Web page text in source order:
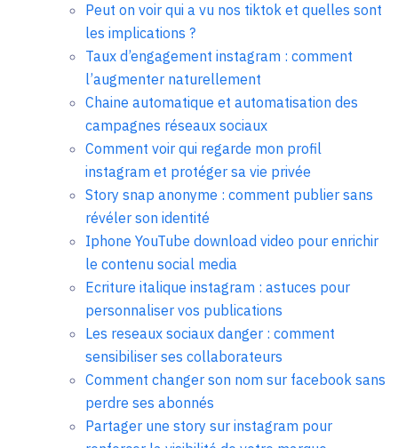
Peut on voir qui a vu nos tiktok et quelles sont
les implications ?
Taux d’engagement instagram : comment
l’augmenter naturellement
Chaine automatique et automatisation des
campagnes réseaux sociaux
Comment voir qui regarde mon profil
instagram et protéger sa vie privée
Story snap anonyme : comment publier sans
révéler son identité
Iphone YouTube download video pour enrichir
le contenu social media
Ecriture italique instagram : astuces pour
personnaliser vos publications
Les reseaux sociaux danger : comment
sensibiliser ses collaborateurs
Comment changer son nom sur facebook sans
perdre ses abonnés
Partager une story sur instagram pour